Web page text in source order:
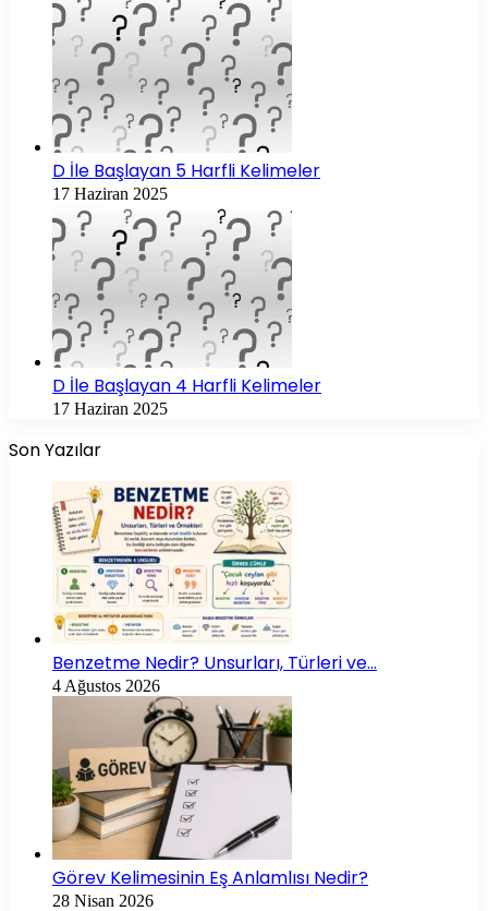
D İle Başlayan 5 Harfli Kelimeler
17 Haziran 2025
D İle Başlayan 4 Harfli Kelimeler
17 Haziran 2025
Son Yazılar
Benzetme Nedir? Unsurları, Türleri ve…
4 Ağustos 2026
Görev Kelimesinin Eş Anlamlısı Nedir?
28 Nisan 2026